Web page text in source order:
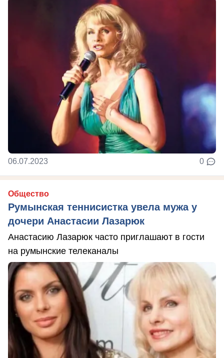
06.07.2023 0
Общество
Румынская теннисистка увела мужа у
дочери Анастасии Лазарюк
Анастасию Лазарюк часто приглашают в гости
на румынские телеканалы